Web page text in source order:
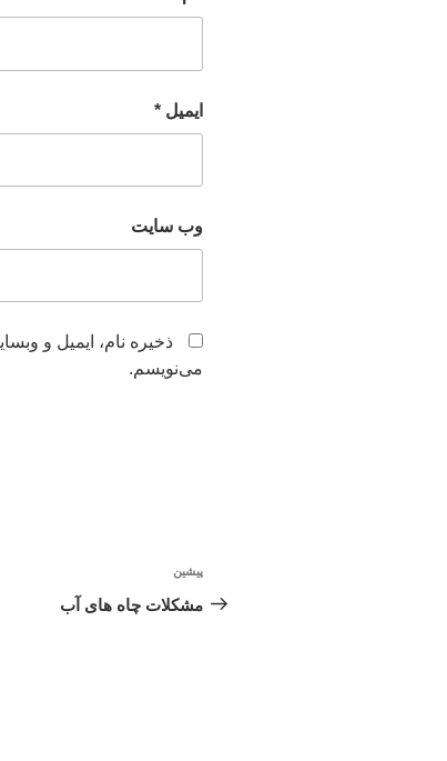
ایمیل *
وب‌ سایت
ذخیره نام، ایمیل و
می‌نویسم.
راهبری
نوشته
نوشته
قبلی
پیشین
مشکلات چاه های آب